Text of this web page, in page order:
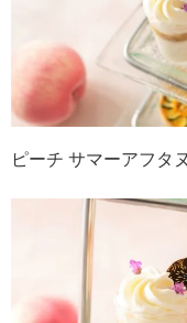
ピーチ サマーアフタ